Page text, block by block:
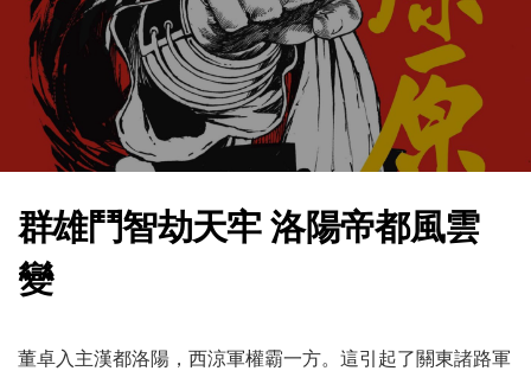
群雄鬥智劫天牢 洛陽帝都風雲
變
董卓入主漢都洛陽，西涼軍權霸一方。這引起了關東諸路軍